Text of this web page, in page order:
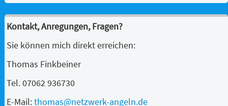
Kontakt, Anregungen, Fragen?
Sie können mich direkt erreichen:
Thomas Finkbeiner
Tel. 07062 936730
E-Mail:thomas@netzwerk-angeln.de